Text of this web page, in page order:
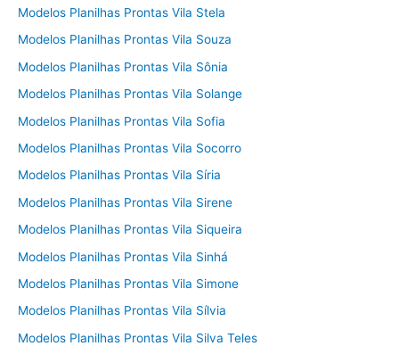
Modelos Planilhas Prontas Vila Stela
Modelos Planilhas Prontas Vila Souza
Modelos Planilhas Prontas Vila Sônia
Modelos Planilhas Prontas Vila Solange
Modelos Planilhas Prontas Vila Sofia
Modelos Planilhas Prontas Vila Socorro
Modelos Planilhas Prontas Vila Síria
Modelos Planilhas Prontas Vila Sirene
Modelos Planilhas Prontas Vila Siqueira
Modelos Planilhas Prontas Vila Sinhá
Modelos Planilhas Prontas Vila Simone
Modelos Planilhas Prontas Vila Sílvia
Modelos Planilhas Prontas Vila Silva Teles